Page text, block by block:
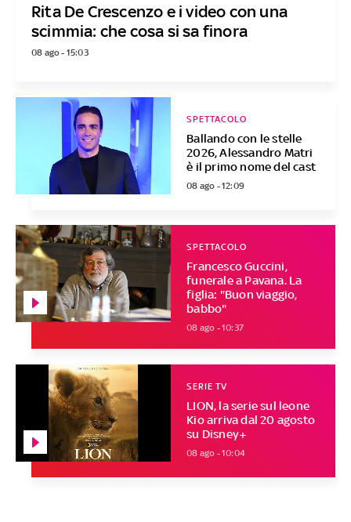
Rita De Crescenzo e i video con una
scimmia: che cosa si sa finora
08 ago - 15:03
Ballando con le stelle
2026, Alessandro Matri
è il primo nome del cast
SPETTACOLO
08 ago - 12:09
Francesco Guccini,
funerale a Pavana. La
figlia: "Buon viaggio,
babbo"
SPETTACOLO
08 ago - 10:37
LION, la serie sul leone
Kio arriva dal 20 agosto
su Disney+
SERIE TV
08 ago - 10:04